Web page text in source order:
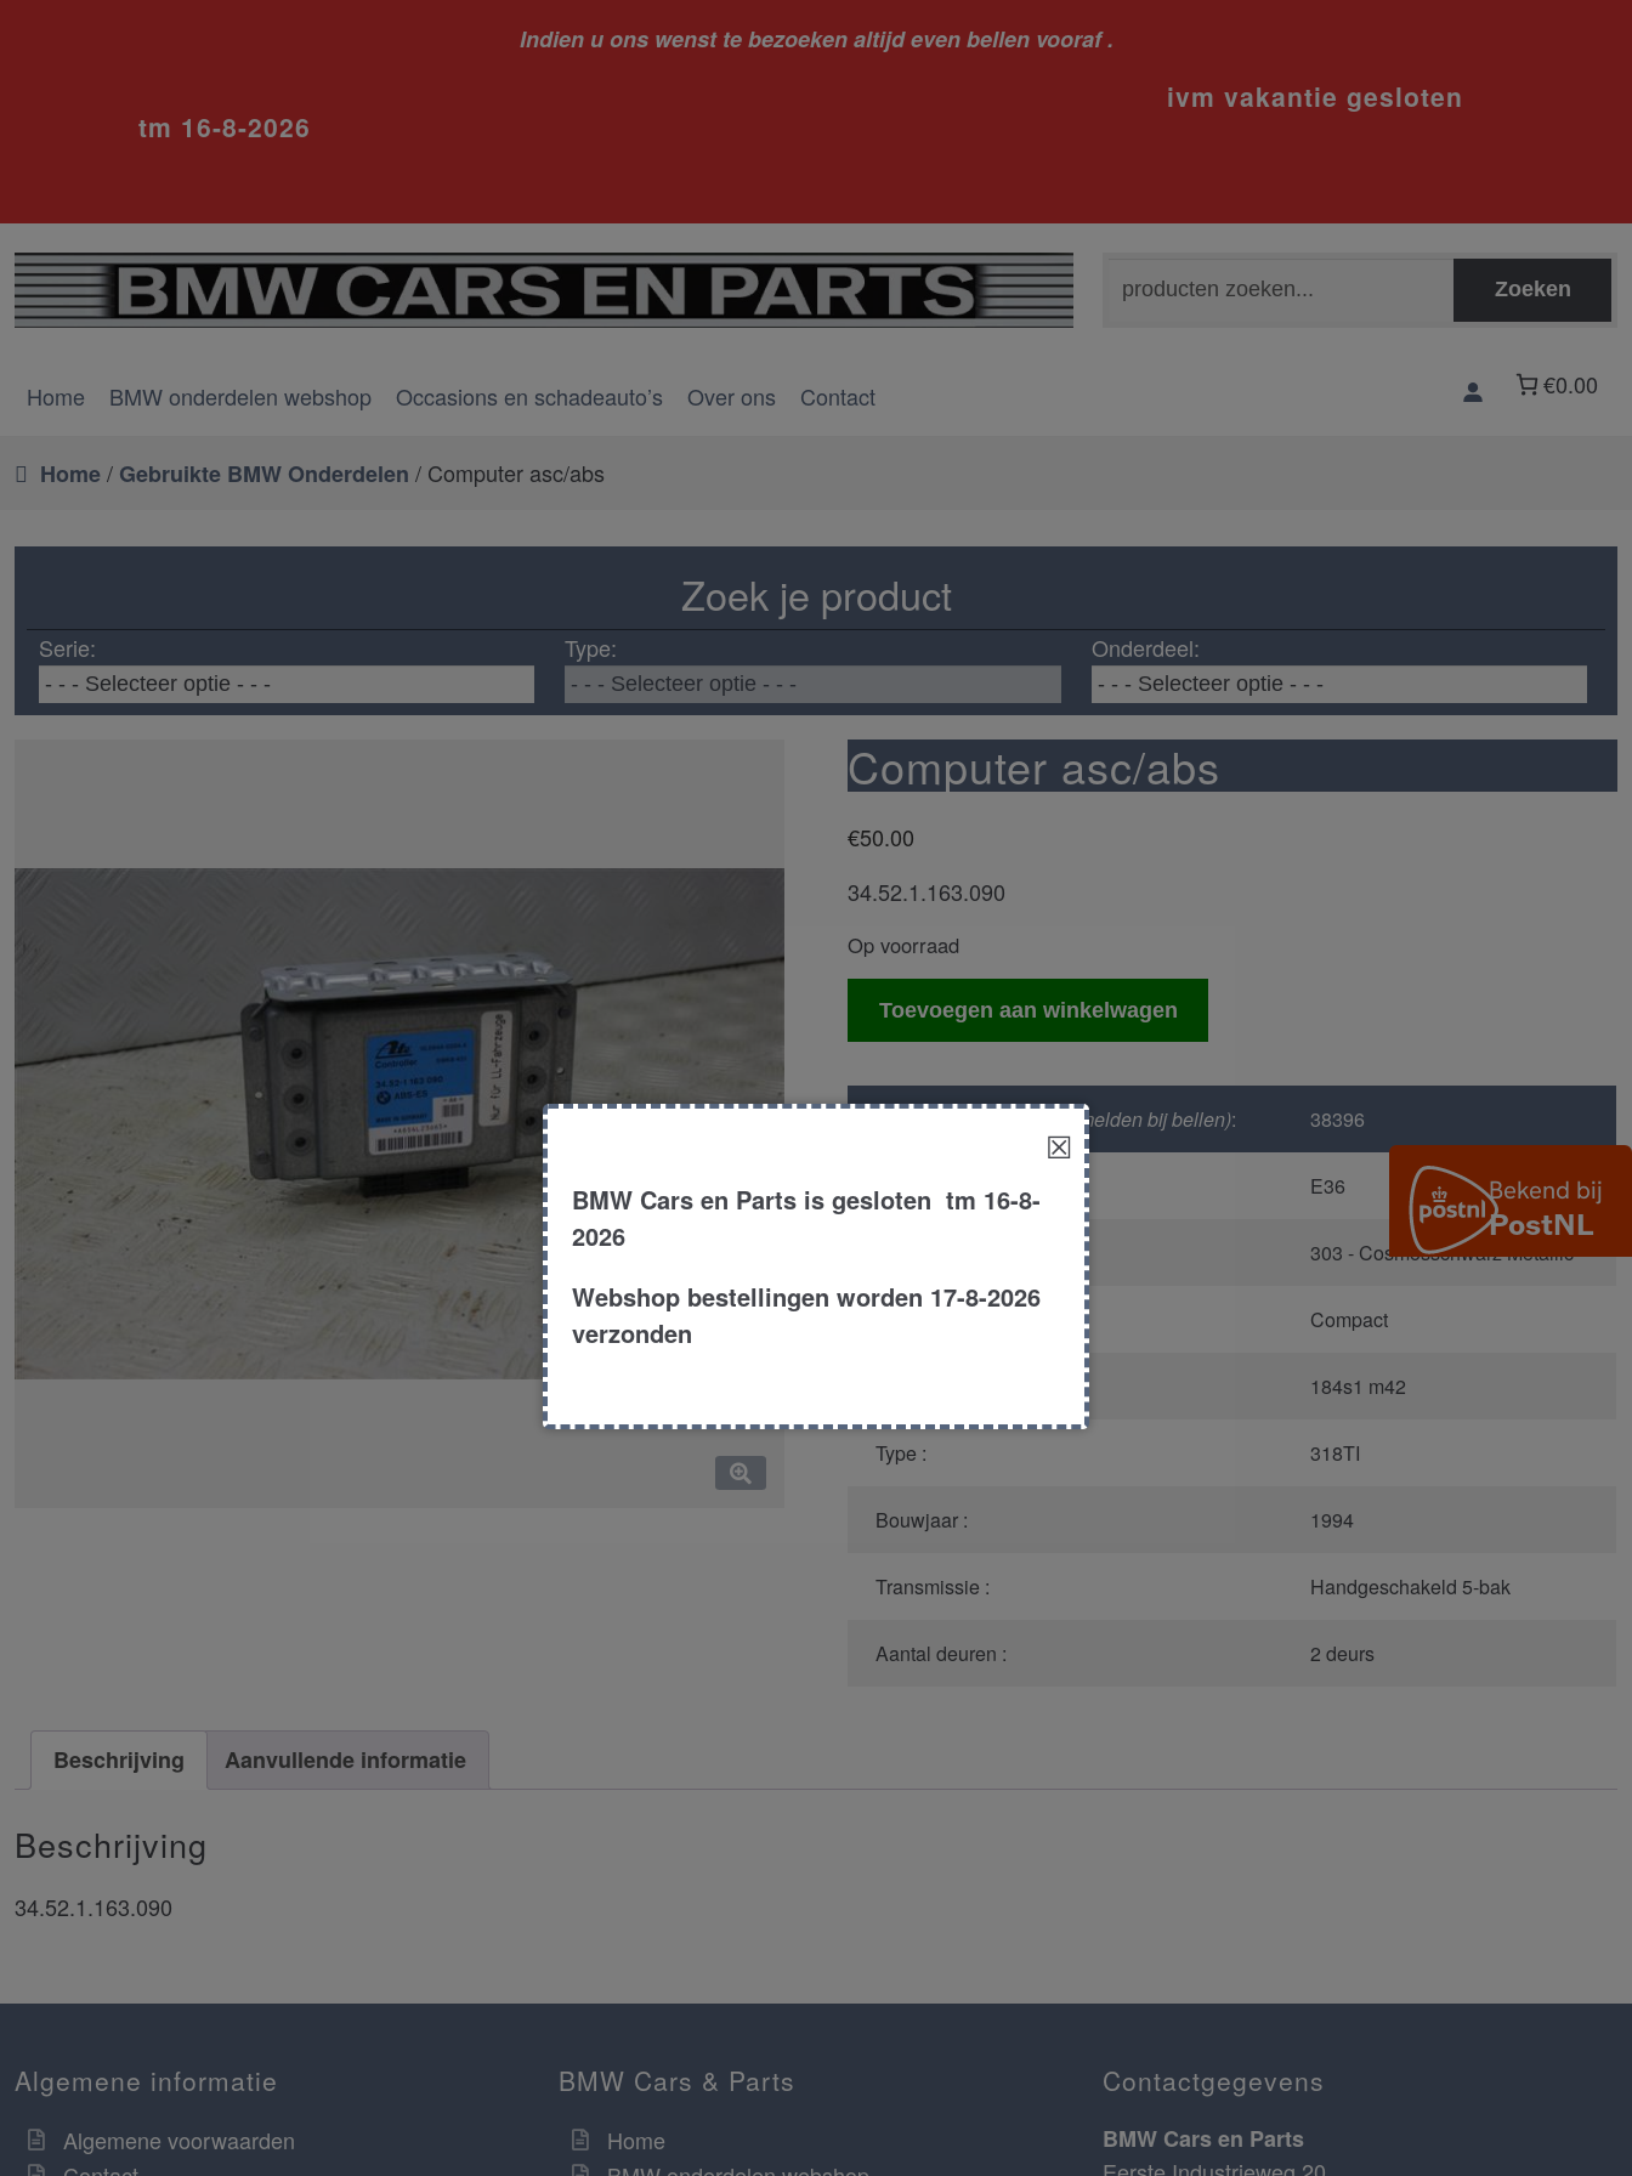
Indien u ons wenst te bezoeken altijd even bellen vooraf .
ivm vakantie gesloten
tm 16-8-2026
naar:
Zoeken
Home BMW onderdelen webshop Occasions en schadeauto’s Over ons Contact €0.00
Home/ Gebruikte BMW Onderdelen / Computer asc/abs
Zoek je product
Serie: Type: Onderdeel:
Computer asc/abs
€50.00
34.52.1.163.090
Op voorraad
Computer
Toevoegen aan winkelwagen
(graag melden bij bellen): 38396
Model : E36
303 - Cosmosschwarz Metallic
Compact
184s1 m42
Type : 318TI
Bouwjaar : 1994
Transmissie : Handgeschakeld 5-bak
Aantal deuren : 2 deurs
Beschrijving Aanvullende informatie
Beschrijving
34.52.1.163.090
Algemene informatie
Algemene voorwaarden
BMW Cars & Parts
Home
Contactgegevens
BMW Cars en Parts
☒
BMW Cars en Parts is gesloten tm 16-8-
2026
Webshop bestellingen worden 17-8-2026
verzonden